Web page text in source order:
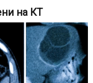
на КТ